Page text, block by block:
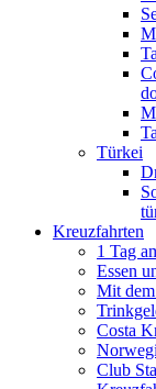
Türkei
Kreuzfahrten
1 Tag
Essen
Mit
Costa
Club